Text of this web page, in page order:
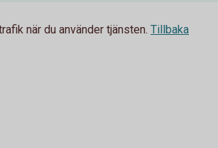
när du använder tjänsten. Tillbaka